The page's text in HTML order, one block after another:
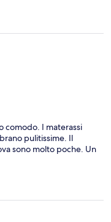
comodo. I materassi
pulitissime. Il
sono molto poche. Un